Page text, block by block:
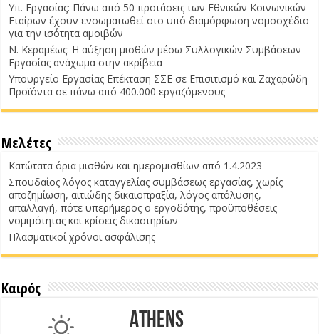
Υπ. Εργασίας: Πάνω από 50 προτάσεις των Εθνικών Κοινωνικών
Εταίρων έχουν ενσωματωθεί στο υπό διαμόρφωση νομοσχέδιο
για την ισότητα αμοιβών
Ν. Κεραμέως: Η αύξηση μισθών μέσω Συλλογικών Συμβάσεων
Εργασίας ανάχωμα στην ακρίβεια
Υπουργείο Εργασίας Επέκταση ΣΣΕ σε Επισιτισμό και Ζαχαρώδη
Προϊόντα σε πάνω από 400.000 εργαζόμενους
Μελέτες
Κατώτατα όρια μισθών και ημερομισθίων από 1.4.2023
Σπουδαίος λόγος καταγγελίας συμβάσεως εργασίας, χωρίς
αποζημίωση, αιτιώδης δικαιοπραξία, λόγος απόλυσης,
απαλλαγή, πότε υπερήμερος ο εργοδότης, προϋποθέσεις
νομιμότητας και κρίσεις δικαστηρίων
Πλασματικοί χρόνοι ασφάλισης
Καιρός
Athens